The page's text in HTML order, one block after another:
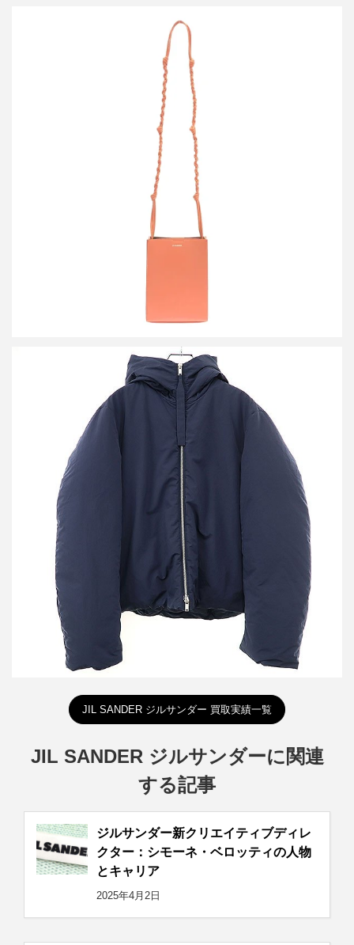
ジルサンダー Tangle Small タングル スモール ショルダーバッグ
買取金額14,400円
詳しく見る
ジルサンダープラス 22AW フーデッドダウンジャケット
J40AF0009 J70008
買取金額42,000円
詳しく見る
JIL SANDER ジルサンダー 買取実績一覧
JIL SANDER ジルサンダーに関連
する記事
ジルサンダー新クリエイティブディレ
クター：シモーネ・ベロッティの人物
とキャリア
2025年4月2日